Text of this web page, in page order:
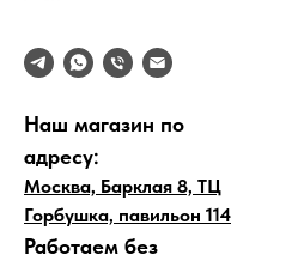
Наш магазин по
адресу:
Москва, Барклая 8, ТЦ
Горбушка, павильон 114
Работаем без